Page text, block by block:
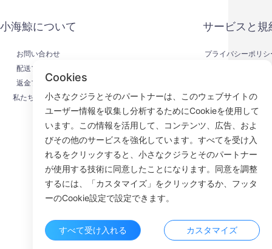
小海鯨について
お問い合わせ
配送プロセス
返金プロセス
私たちについて
サービスと規
プライバシーポリシ
KYC
ROOM
Cookies
小さなクジラとそのパートナーは、このウェブサイトの
ユーザー情報を収集し分析するためにCookieを使用して
います。この情報を活用して、コンテンツ、広告、およ
びその他のサービスを強化しています。すべてを受け入
れるをクリックすると、小さなクジラとそのパートナー
が使用する技術に同意したことになります。同意を調整
するには、「カスタマイズ」をクリックするか、フッタ
ーのCookie設定で設定できます。
すべて受け入れる カスタマイズ